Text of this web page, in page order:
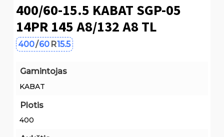
400/60-15.5 KABAT SGP-05
14PR 145 A8/132 A8 TL
400/60 R15.5
Gamintojas
KABAT
Plotis
400